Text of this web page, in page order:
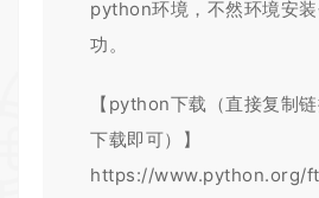
python环境，不然环境安
功。
【python下载（直接复制
下载即可）】
https://www.python.org/